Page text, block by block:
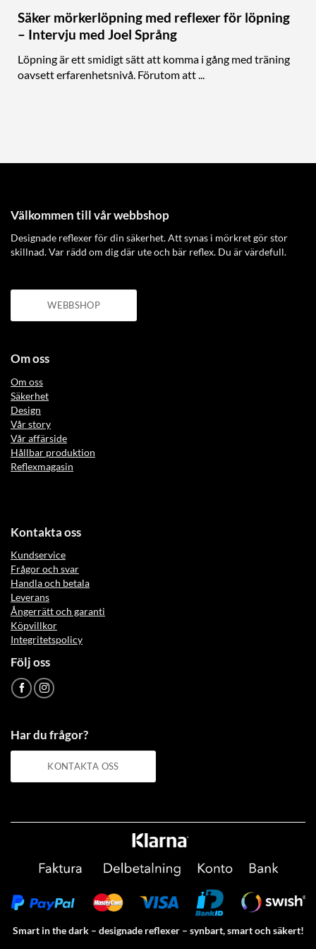
Säker mörkerlöpning med reflexer för löpning
– Intervju med Joel Språng
Löpning är ett smidigt sätt att komma i gång med träning
oavsett erfarenhetsnivå. Förutom att ...
Välkommen till vår webbshop
Designade reflexer för din säkerhet. Att synas i mörkret gör stor
skillnad. Var rädd om dig där ute och bär reflex. Du är värdefull.
WEBBSHOP
Om oss
Om oss
Säkerhet
Design
Vår story
Vår affärside
Hållbar produktion
Reflexmagasin
Kontakta oss
Kundservice
Frågor och svar
Handla och betala
Leverans
Ångerrätt och garanti
Köpvillkor
Integritetspolicy
Följ oss
Har du frågor?
KONTAKTA OSS
Smart in the dark – designade reflexer – synbart, smart och säkert!